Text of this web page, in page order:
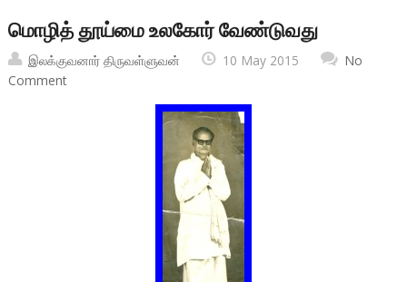
மொழித் தூய்மை உலகோர் வேண்டுவது
இலக்குவனார் திருவள்ளுவன் 10 May 2015
No
Comment